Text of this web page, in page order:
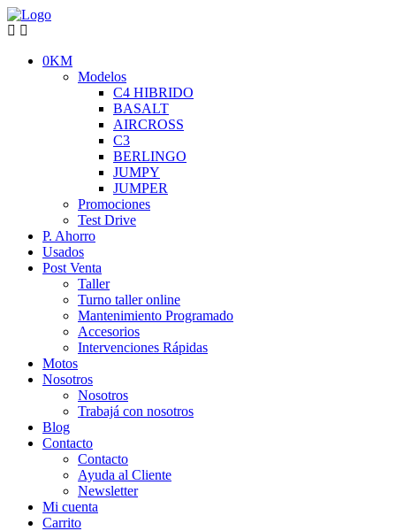
0KM
Modelos
C4 HIBRIDO
BASALT
AIRCROSS
C3
BERLINGO
JUMPY
JUMPER
Promociones
Test Drive
P. Ahorro
Usados
Post Venta
Taller
Turno taller online
Mantenimiento Programado
Accesorios
Intervenciones Rápidas
Motos
Nosotros
Nosotros
Trabajá con nosotros
Blog
Contacto
Contacto
Ayuda al Cliente
Newsletter
Mi cuenta
Carrito